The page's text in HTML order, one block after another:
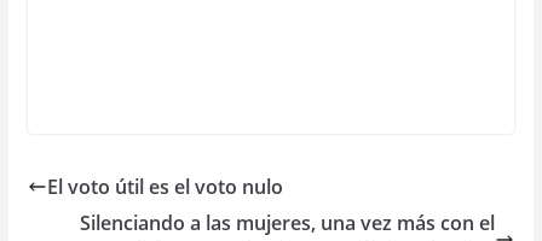
El voto útil es el voto nulo
Silenciando a las mujeres, una vez más con el